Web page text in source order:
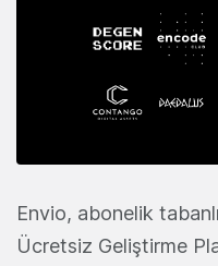
Envio, abonelik
Ücretsiz Geliştirme